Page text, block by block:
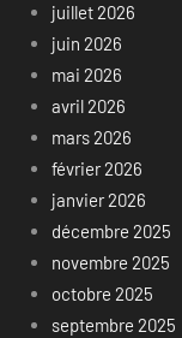
juillet 2026
juin 2026
mai 2026
avril 2026
mars 2026
février 2026
janvier 2026
décembre 2025
novembre 2025
octobre 2025
septembre 2025